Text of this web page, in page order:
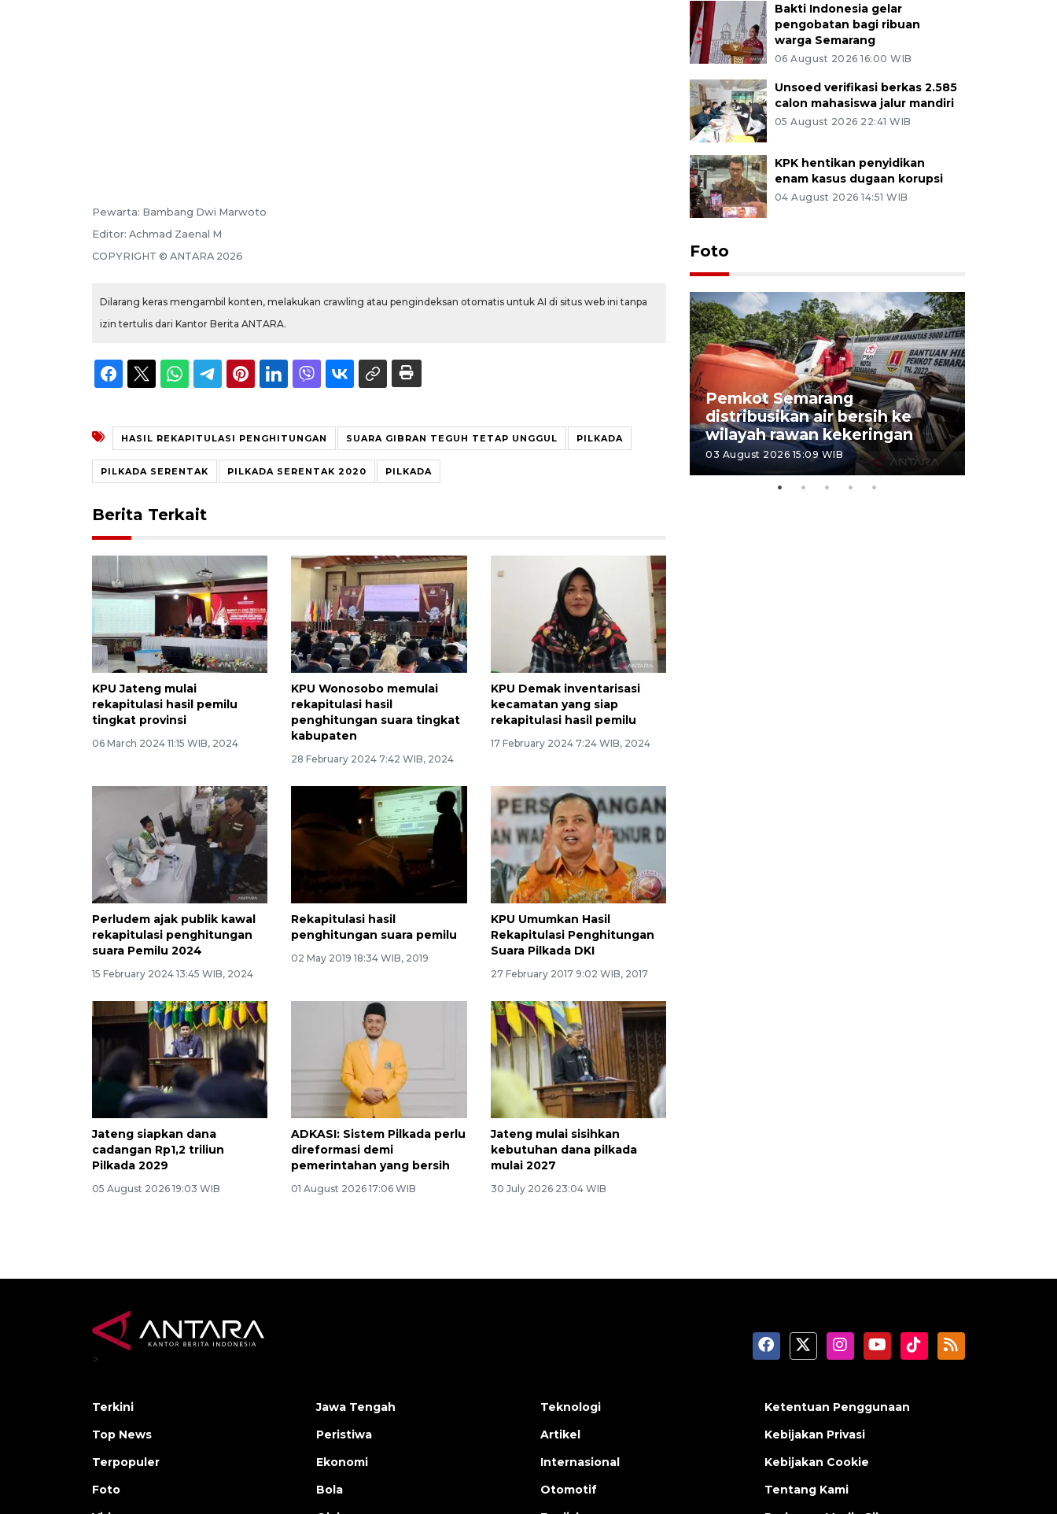
Pewarta: Bambang Dwi Marwoto
Editor: Achmad Zaenal M
COPYRIGHT © ANTARA 2026
Dilarang keras mengambil konten, melakukan crawling atau pengindeksan otomatis untuk AI di situs web ini tanpa
izin tertulis dari Kantor Berita ANTARA.
HASIL REKAPITULASI PENGHITUNGAN SUARA GIBRAN TEGUH TETAP UNGGUL PILKADA
PILKADA SERENTAK PILKADA SERENTAK 2020 PILKADA
Berita Terkait
KPU Jateng mulai
rekapitulasi hasil pemilu
tingkat provinsi
06 March 2024 11:15 WIB, 2024
KPU Wonosobo memulai
rekapitulasi hasil
penghitungan suara tingkat
kabupaten
28 February 2024 7:42 WIB, 2024
KPU Demak inventarisasi
kecamatan yang siap
rekapitulasi hasil pemilu
17 February 2024 7:24 WIB, 2024
Perludem ajak publik kawal
rekapitulasi penghitungan
suara Pemilu 2024
15 February 2024 13:45 WIB, 2024
Rekapitulasi hasil
penghitungan suara pemilu
02 May 2019 18:34 WIB, 2019
KPU Umumkan Hasil
Rekapitulasi Penghitungan
Suara Pilkada DKI
27 February 2017 9:02 WIB, 2017
Jateng siapkan dana
cadangan Rp1,2 triliun
Pilkada 2029
05 August 2026 19:03 WIB
ADKASI: Sistem Pilkada perlu
direformasi demi
pemerintahan yang bersih
01 August 2026 17:06 WIB
Jateng mulai sisihkan
kebutuhan dana pilkada
mulai 2027
30 July 2026 23:04 WIB
Bakti Indonesia gelar
pengobatan bagi ribuan
warga Semarang
06 August 2026 16:00 WIB
Unsoed verifikasi berkas 2.585
calon mahasiswa jalur mandiri
05 August 2026 22:41 WIB
KPK hentikan penyidikan
enam kasus dugaan korupsi
04 August 2026 14:51 WIB
Foto
menyusut
Pemkot Semarang
distribusikan air bersih ke
wilayah rawan kekeringan
03 August 2026 15:09 WIB
>
Terkini
Top News
Terpopuler
Foto
Jawa Tengah
Peristiwa
Ekonomi
Bola
Teknologi
Artikel
Internasional
Otomotif
Ketentuan Penggunaan
Kebijakan Privasi
Kebijakan Cookie
Tentang Kami